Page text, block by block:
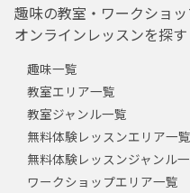
趣味の教室・ワークショッ
オンラインレッスンを探す
趣味一覧
教室エリア一覧
教室ジャンル一覧
無料体験レッスンエリア一覧
無料体験レッスンジャンル
ワークショップエリア一覧